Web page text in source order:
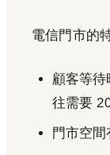
電信門市的
顧客等
往需要
門市空間